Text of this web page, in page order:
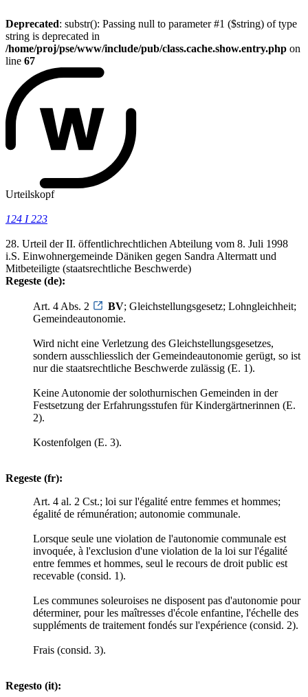
Deprecated: substr(): Passing null to parameter #1 ($string) of type
string is deprecated in
/home/proj/pse/www/include/pub/class.cache.show.entry.php on
line 67
Urteilskopf
124 I 223
28. Urteil der II. öffentlichrechtlichen Abteilung vom 8. Juli 1998
i.S. Einwohnergemeinde Däniken gegen Sandra Altermatt und
Mitbeteiligte (staatsrechtliche Beschwerde)
Regeste (de):
Art. 4 Abs. 2 BV; Gleichstellungsgesetz; Lohngleichheit;
Gemeindeautonomie.
Wird nicht eine Verletzung des Gleichstellungsgesetzes,
sondern ausschliesslich der Gemeindeautonomie gerügt, so ist
nur die staatsrechtliche Beschwerde zulässig (E. 1).
Keine Autonomie der solothurnischen Gemeinden in der
Festsetzung der Erfahrungsstufen für Kindergärtnerinnen (E.
2).
Kostenfolgen (E. 3).
Regeste (fr):
Art. 4 al. 2 Cst.; loi sur l'égalité entre femmes et hommes;
égalité de rémunération; autonomie communale.
Lorsque seule une violation de l'autonomie communale est
invoquée, à l'exclusion d'une violation de la loi sur l'égalité
entre femmes et hommes, seul le recours de droit public est
recevable (consid. 1).
Les communes soleuroises ne disposent pas d'autonomie pour
déterminer, pour les maîtresses d'école enfantine, l'échelle des
suppléments de traitement fondés sur l'expérience (consid. 2).
Frais (consid. 3).
Regesto (it):